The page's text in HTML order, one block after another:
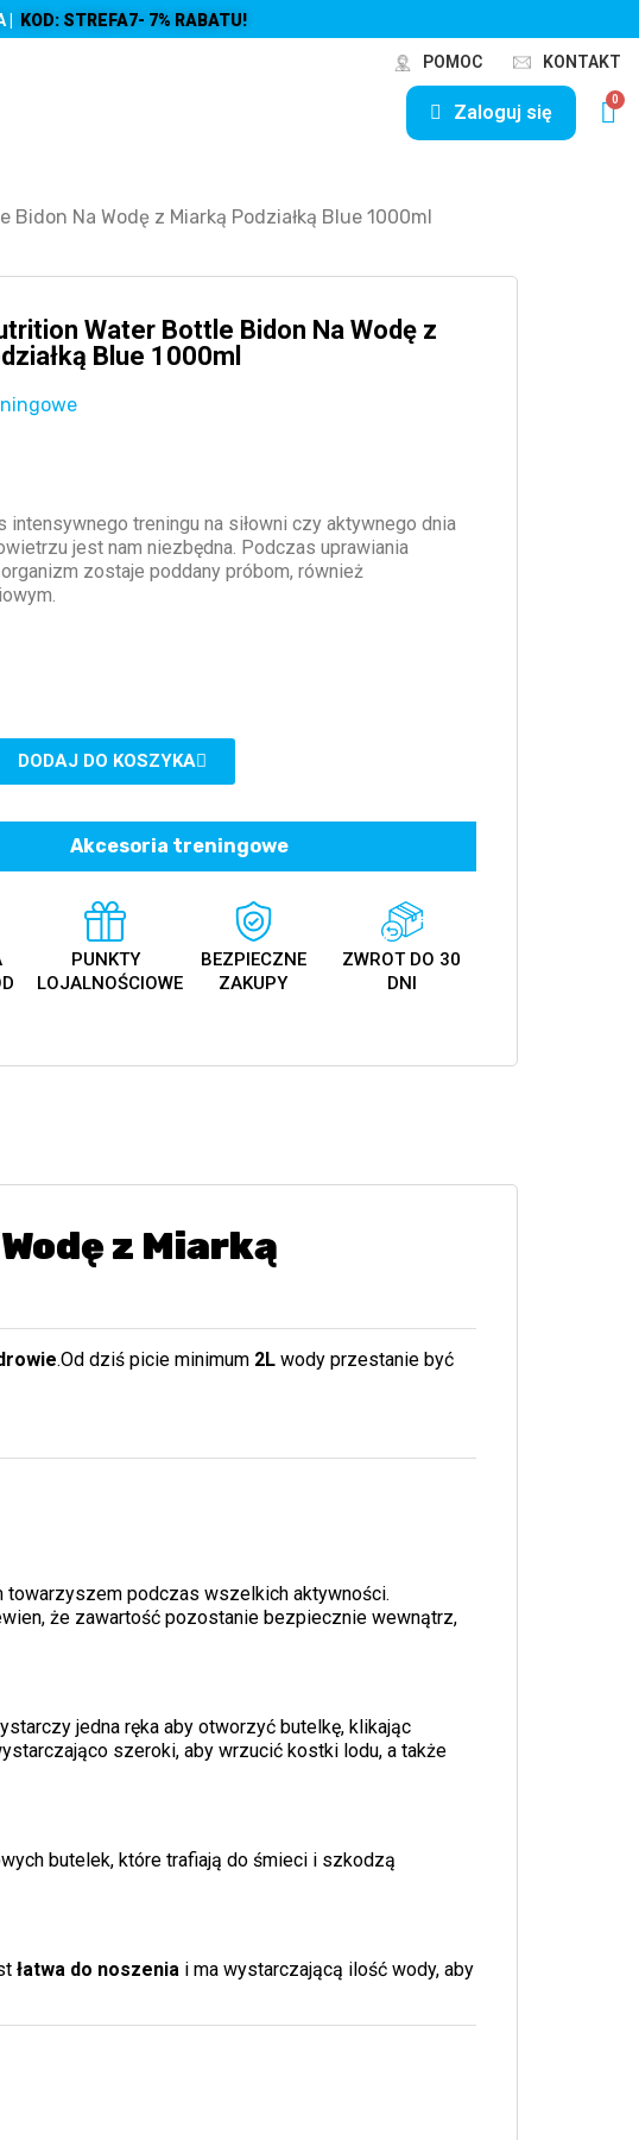
| KOD: STREFA7- 7% RABATU!
POMOC KONTAKT
Zaloguj się
Na Wodę z Miarką Podziałką Blue 1000ml
Water Bottle Bidon Na Wodę z
Blue 1000ml
intensywnego treningu na siłowni czy aktywnego dnia
jest nam niezbędna. Podczas uprawiania
zostaje poddany próbom, również
DODAJ DO KOSZYKA
Akcesoria treningowe
PUNKTY
LOJALNOŚCIOWE
BEZPIECZNE
ZAKUPY
ZWROT DO 30
DNI
z Miarką
.Od dziś picie minimum 2L wody przestanie być
towarzyszem podczas wszelkich aktywności.
że zawartość pozostanie bezpiecznie wewnątrz,
jedna ręka aby otworzyć butelkę, klikając
szeroki, aby wrzucić kostki lodu, a także
butelek, które trafiają do śmieci i szkodzą
łatwa do noszenia i ma wystarczającą ilość wody, aby